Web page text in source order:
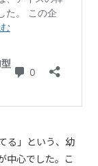
る」という、幼
中心でした。こ